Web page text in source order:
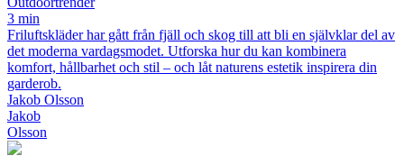
3 min
Friluftskläder har gått från fjäll och skog till att bli en självklar del av
det moderna vardagsmodet. Utforska hur du kan kombinera
komfort, hållbarhet och stil – och låt naturens estetik inspirera din
garderob.
Jakob Olsson
Jakob
Olsson